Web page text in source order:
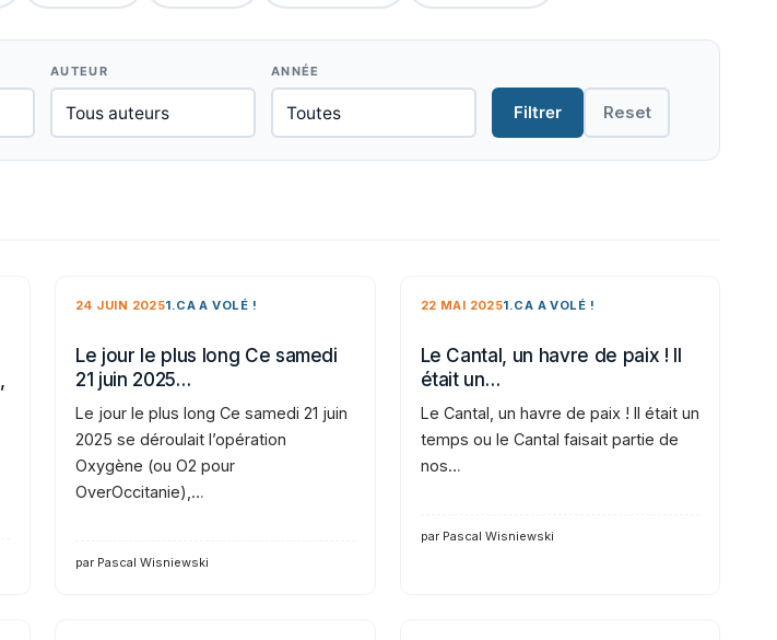
AUTEUR ANNÉE
Filtrer Reset
24 JUIN 20251.CA A VOLÉ !
Le jour le plus long Ce samedi
21 juin 2025…
Le jour le plus long Ce samedi 21 juin
2025 se déroulait l’opération
Oxygène (ou O2 pour
OverOccitanie),…
par Pascal Wisniewski
22 MAI 20251.CA A VOLÉ !
Le Cantal, un havre de paix ! Il
était un…
Le Cantal, un havre de paix ! Il était un
temps ou le Cantal faisait partie de
nos…
par Pascal Wisniewski